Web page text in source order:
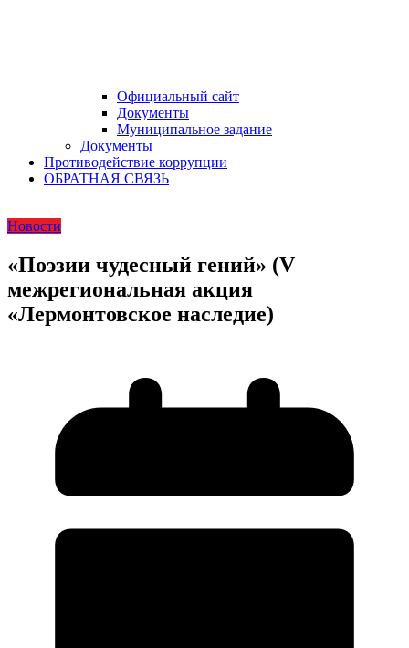
Официальный сайт
Документы
Муниципальное задание
Документы
Противодействие коррупции
ОБРАТНАЯ СВЯЗЬ
Новости
«Поэзии чудесный гений» (V
межрегиональная акция
«Лермонтовское наследие)